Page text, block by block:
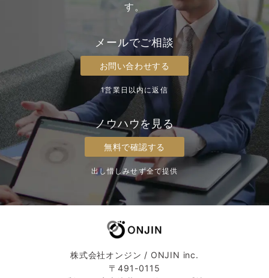
す。
メールでご相談
お問い合わせする
1営業日以内に返信
ノウハウを見る
無料で確認する
出し惜しみせず全て提供
株式会社オンジン / ONJIN inc.
〒491-0115